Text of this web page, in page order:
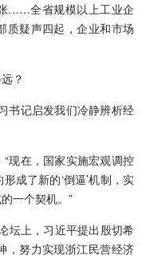
……全省规模以上工业企
质疑声四起，企业和市场
？
书记启发我们冷静辨析经
现在，国家实施宏观调控
成了新的‘倒逼’机制，实
一个契机。”
坛上，习近平提出殷切希
，努力实现浙江民营经济